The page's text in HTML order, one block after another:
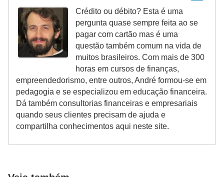
Crédito ou débito? Esta é uma
pergunta quase sempre feita ao se
pagar com cartão mas é uma
questão também comum na vida de
muitos brasileiros. Com mais de 300
horas em cursos de finanças,
empreendedorismo, entre outros, André formou-se em
pedagogia e se especializou em educação financeira.
Dá também consultorias financeiras e empresariais
quando seus clientes precisam de ajuda e
compartilha conhecimentos aqui neste site.
o
m
p
s
a